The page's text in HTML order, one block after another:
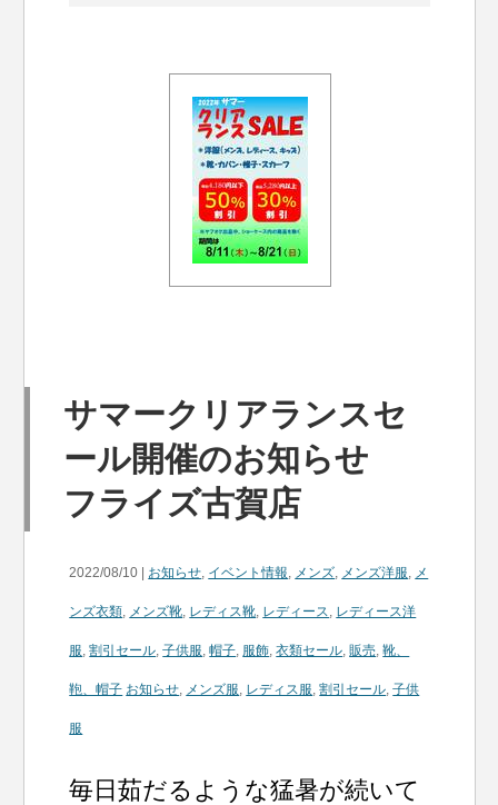
サマークリアランスセ
ール開催のお知らせ
フライズ古賀店
2022/08/10 | お知らせ, イベント情報, メンズ, メンズ洋服, メ
ンズ衣類, メンズ靴, レディス靴, レディース, レディース洋
服,割引セール,子供服,帽子, 服飾,衣類セール,販売,靴、
鞄、帽子 お知らせ, メンズ服, レディス服,割引セール,子供
服
毎日茹だるような猛暑が続いて